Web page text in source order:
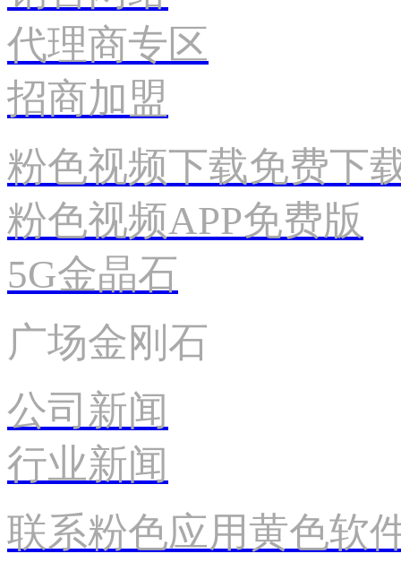
代理商专区
招商加盟
粉色视频下载免费下
粉色视频APP免费版
5G金晶石
广场金刚石
公司新闻
行业新闻
联系粉色应用黄色软